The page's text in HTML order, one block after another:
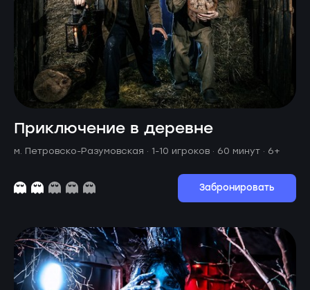
Приключение в деревне
м. Петровско-Разумовская · 1-10 игроков · 60 минут · 6+
Забронировать